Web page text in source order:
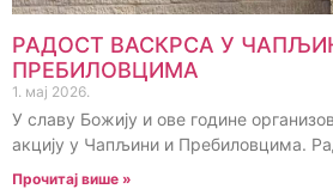
РАДОСТ ВАСКРСА У
ПРЕБИЛОВЦИМА
1. мај 2026.
У славу Божију и ове године
акцију у Чапљини и Пребиловцима.
Прочитај више »